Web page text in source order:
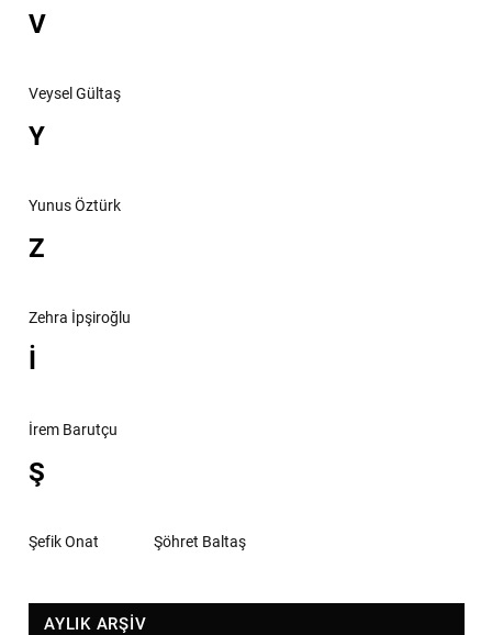
V
Veysel Gültaş
Y
Yunus Öztürk
Z
Zehra İpşiroğlu
İ
İrem Barutçu
Ş
Şefik Onat Şöhret Baltaş
AYLIK ARŞİV